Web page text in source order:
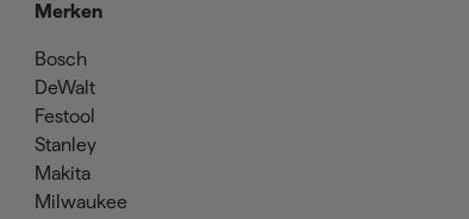
Merken
Bosch
DeWalt
Festool
Stanley
Makita
Milwaukee